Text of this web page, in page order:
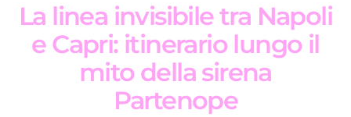
La linea invisibile tra Napoli
e Capri: itinerario lungo il
mito della sirena
Partenope